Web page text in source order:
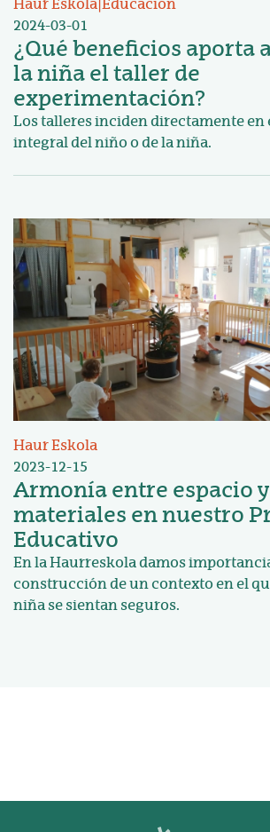
Haur Eskola|Educación
2024-03-01
¿Qué beneficios aporta
la niña el taller de
experimentación?
Los talleres inciden directamente en
integral del niño o de la niña.
Irudia
Haur Eskola
2023-12-15
Armonía entre espacio y
materiales en nuestro
Educativo
En la Haurreskola damos
construcción de un contexto en el
niña se sientan seguros.